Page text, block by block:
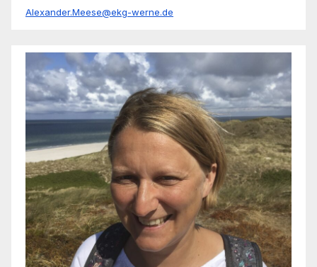
Alexander.Meese@ekg-werne.de